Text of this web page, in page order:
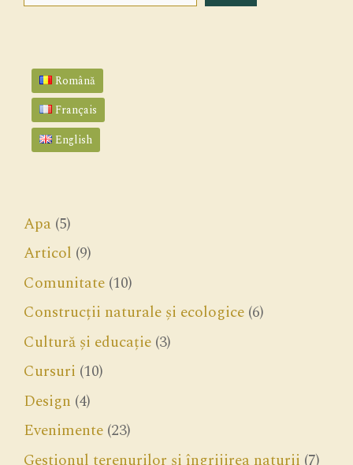
Română
Français
English
Apa (5)
Articol (9)
Comunitate (10)
Construcții naturale și ecologice (6)
Cultură și educație (3)
Cursuri (10)
Design (4)
Evenimente (23)
Gestionul terenurilor și îngrijirea naturii (7)